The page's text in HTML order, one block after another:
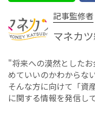
記事監修者
マネカ
"将来への漠然とした
めていいのかわからな
そんな方に向けて「資
に関する情報を発信し